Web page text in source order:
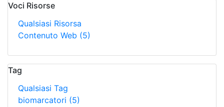
Voci Risorse
Qualsiasi Risorsa
Contenuto Web (5)
Tag
Qualsiasi Tag
biomarcatori (5)